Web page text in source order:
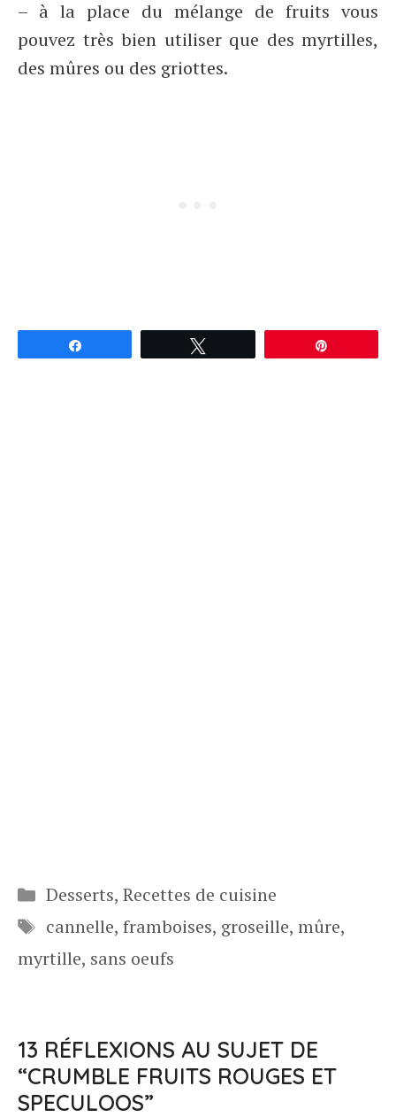
– à la place du mélange de fruits vous
pouvez très bien utiliser que des myrtilles,
des mûres ou des griottes.
Catégories
Desserts, Recettes de cuisine
Étiquettes
cannelle, framboises, groseille, mûre,
myrtille, sans oeufs
13 RÉFLEXIONS AU SUJET DE
“CRUMBLE FRUITS ROUGES ET
SPECULOOS”